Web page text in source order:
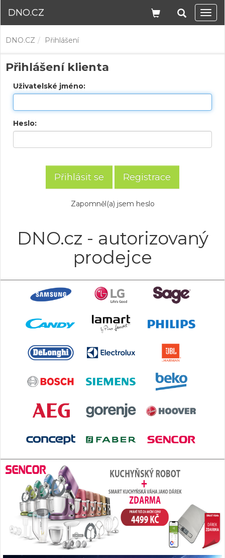
DNO.CZ
DNO.CZ Přihlášení
Přihlášení klienta
Uživatelské jméno:
Heslo:
Registrace
Zapomněl(a) jsem heslo
DNO.cz - autorizovaný
prodejce